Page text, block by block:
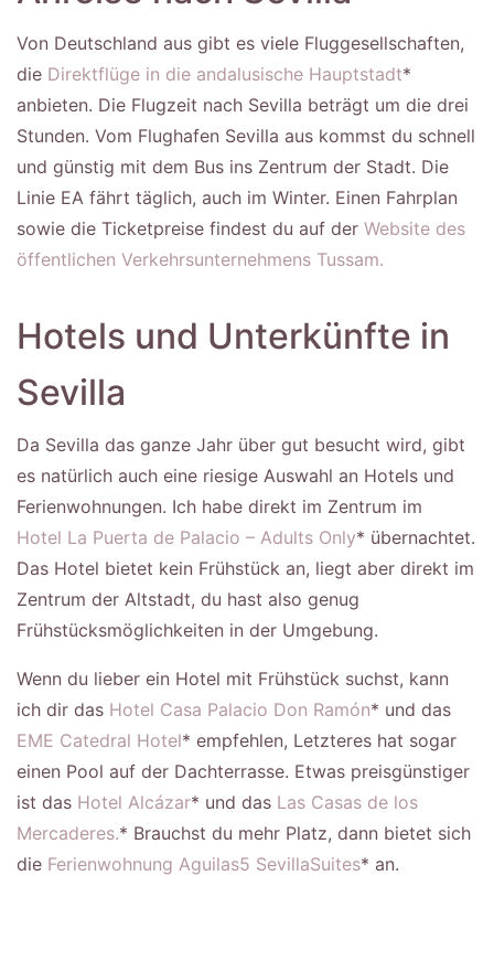
Von Deutschland aus gibt es viele Fluggesellschaften,
die Direktflüge in die andalusische Hauptstadt*
anbieten. Die Flugzeit nach Sevilla beträgt um die drei
Stunden. Vom Flughafen Sevilla aus kommst du schnell
und günstig mit dem Bus ins Zentrum der Stadt. Die
Linie EA fährt täglich, auch im Winter. Einen Fahrplan
sowie die Ticketpreise findest du auf der Website des
öffentlichen Verkehrsunternehmens Tussam.
Hotels und Unterkünfte in
Sevilla
Da Sevilla das ganze Jahr über gut besucht wird, gibt
es natürlich auch eine riesige Auswahl an Hotels und
Ferienwohnungen. Ich habe direkt im Zentrum im
Hotel La Puerta de Palacio – Adults Only* übernachtet.
Das Hotel bietet kein Frühstück an, liegt aber direkt im
Zentrum der Altstadt, du hast also genug
Frühstücksmöglichkeiten in der Umgebung.
Wenn du lieber ein Hotel mit Frühstück suchst, kann
ich dir das Hotel Casa Palacio Don Ramón* und das
EME Catedral Hotel* empfehlen, Letzteres hat sogar
einen Pool auf der Dachterrasse. Etwas preisgünstiger
ist das Hotel Alcázar* und das Las Casas de los
Mercaderes.* Brauchst du mehr Platz, dann bietet sich
die Ferienwohnung Aguilas5 SevillaSuites* an.